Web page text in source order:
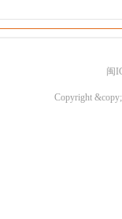
闽
Copyright